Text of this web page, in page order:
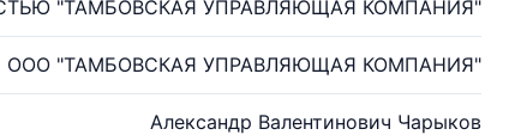
"ТАМБОВСКАЯ УПРАВЛЯЮЩАЯ КОМПАНИЯ"
ООО "ТАМБОВСКАЯ УПРАВЛЯЮЩАЯ КОМПАНИЯ"
Александр Валентинович Чарыков